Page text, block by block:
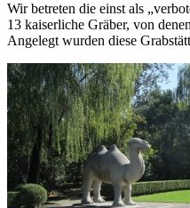
Wir betreten die einst als
13 kaiserliche Gräber, von
Angelegt wurden diese